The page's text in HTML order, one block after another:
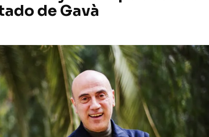
de Gavà